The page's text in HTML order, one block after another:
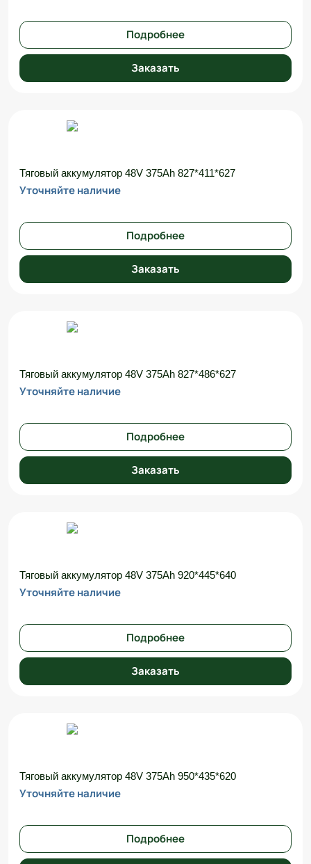
Подробнее
Заказать
Тяговый аккумулятор 48V 375Ah 827*411*627
Уточняйте наличие
Подробнее
Заказать
Тяговый аккумулятор 48V 375Ah 827*486*627
Уточняйте наличие
Подробнее
Заказать
Тяговый аккумулятор 48V 375Ah 920*445*640
Уточняйте наличие
Подробнее
Заказать
Тяговый аккумулятор 48V 375Ah 950*435*620
Уточняйте наличие
Подробнее